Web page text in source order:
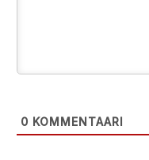
0 KOMMENTAARI